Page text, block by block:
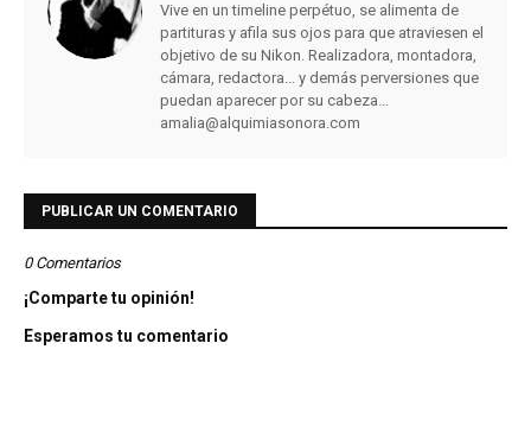
Vive en un timeline perpétuo, se alimenta de
partituras y afila sus ojos para que atraviesen el
objetivo de su Nikon. Realizadora, montadora,
cámara, redactora... y demás perversiones que
puedan aparecer por su cabeza...
amalia@alquimiasonora.com
PUBLICAR UN COMENTARIO
0 Comentarios
¡Comparte tu opinión!
Esperamos tu comentario